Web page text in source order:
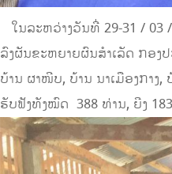
ໃນ​ລະ​ຫວ່າງວັນ​ທີ່ 29-31 / 03 /
ລົງ​ຜັນ​ຂະ​ຫ​ຍາຍ​ຜົນ​ສຳ​ເລັດ​ ກອ
ບ້ານ ຜາ​ໜີບ, ບ້ານ ນາ​ເມືອງ​ກາງ
ຮັບ​ຟັງ​ທັງ​ໝົດ 388 ທ່ານ, ຍີງ 183